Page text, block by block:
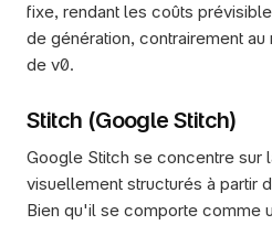
fixe, rendant les coûts
de génération, contrairement
de v0.
Stitch (Google Stitch)
Google Stitch se concentre sur
visuellement structurés à partir
Bien qu'il se comporte comme